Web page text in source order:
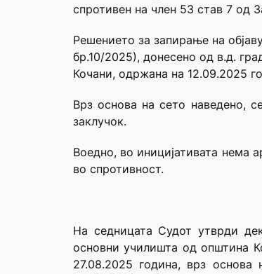
спротивен на член 53 став 7 од
Решението за запирање на
бр.10/2025), донесено од в.д.
Кочани, одржана на 12.09.2025
Врз основа на сето наведено,
заклучок.
Воедно, во иницијативата нема
во спротивност.
На седницата Судот утврди
основни училишта од општина
27.08.2025 година, врз основа